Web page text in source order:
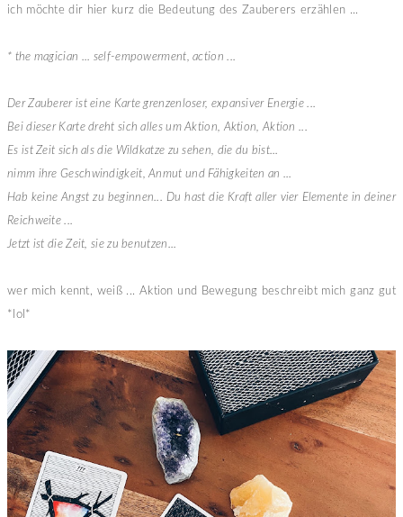
ich möchte dir hier kurz die Bedeutung des Zauberers erzählen ...
* the magician ... self-empowerment, action ...
Der Zauberer ist eine Karte grenzenloser, expansiver Energie ...
Bei dieser Karte dreht sich alles um Aktion, Aktion, Aktion ...
Es ist Zeit sich als die Wildkatze zu sehen, die du bist...
nimm ihre Geschwindigkeit, Anmut und Fähigkeiten an ...
Hab keine Angst zu beginnen... Du hast die Kraft aller vier Elemente in deiner
Reichweite ...
Jetzt ist die Zeit, sie zu benutzen...
wer mich kennt, weiß ... Aktion und Bewegung beschreibt mich ganz gut
*lol*